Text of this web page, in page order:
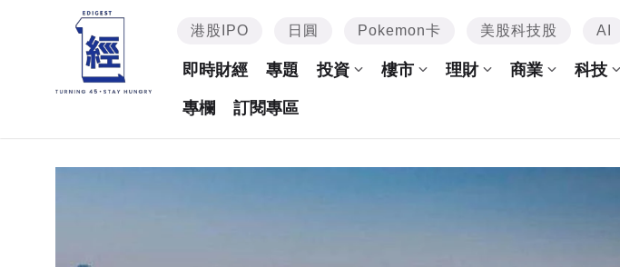
港股IPO 日圓 Pokemon卡 美股科技股 AI
即時財經 專題 投資 樓市 理財 商業 科技
專欄 訂閱專區